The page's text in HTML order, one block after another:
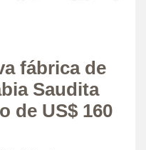
fábrica de
Saudita
de US$ 160